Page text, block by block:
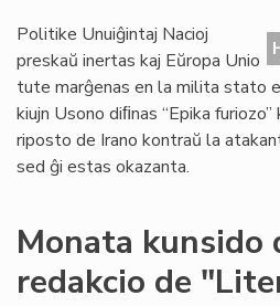
Politike Unuiĝintaj Nacioj
preskaŭ inertas kaj Eŭropa Unio
tute marĝenas en la milita stato
kiujn Usono diﬁnas “Epika
riposto de Irano kontraŭ la
sed ĝi estas okazanta.
Monata kunsido
redakcio de